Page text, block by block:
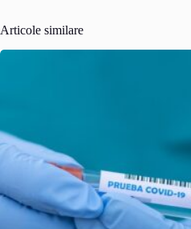
Articole similare